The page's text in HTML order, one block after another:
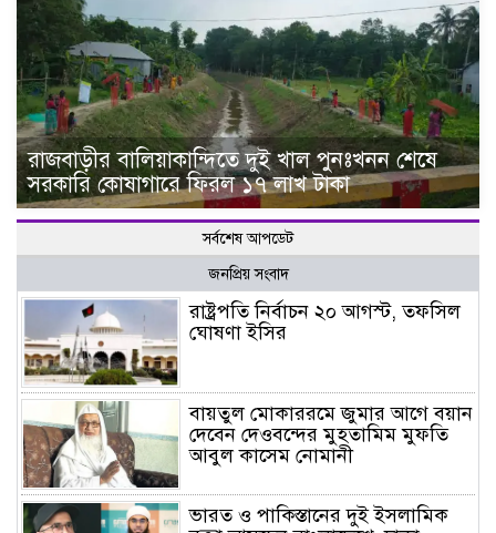
রাজবাড়ীর বালিয়াকান্দিতে দুই খাল পুনঃখনন শেষে
সরকারি কোষাগারে ফিরল ১৭ লাখ টাকা
সর্বশেষ আপডেট
জনপ্রিয় সংবাদ
রাষ্ট্রপতি নির্বাচন ২০ আগস্ট, তফসিল
ঘোষণা ইসির
বায়তুল মোকাররমে জুমার আগে বয়ান
দেবেন দেওবন্দের মুহতামিম মুফতি
আবুল কাসেম নোমানী
ভারত ও পাকিস্তানের দুই ইসলামিক